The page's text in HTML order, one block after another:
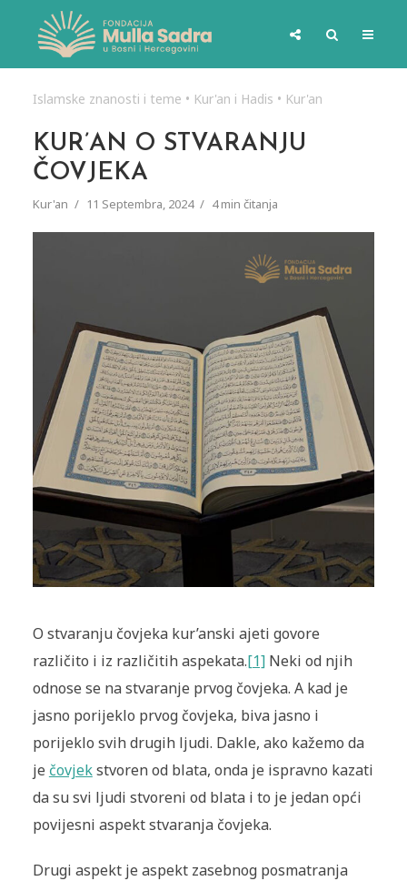
Islamske znanosti i teme • Kur'an i Hadis • Kur'an
KUR’AN O STVARANJU
ČOVJEKA
Kur'an 11 Septembra, 2024 4 min čitanja
O stvaranju čovjeka kur’anski ajeti govore
različito i iz različitih aspekata.[1]Neki od njih
odnose se na stvaranje prvog čovjeka. A kad je
jasno porijeklo prvog čovjeka, biva jasno i
porijeklo svih drugih ljudi. Dakle, ako kažemo da
je čovjekstvoren od blata, onda je ispravno kazati
da su svi ljudi stvoreni od blata i to je jedan opći
povijesni aspekt stvaranja čovjeka.
Drugi aspekt je aspekt zasebnog posmatranja